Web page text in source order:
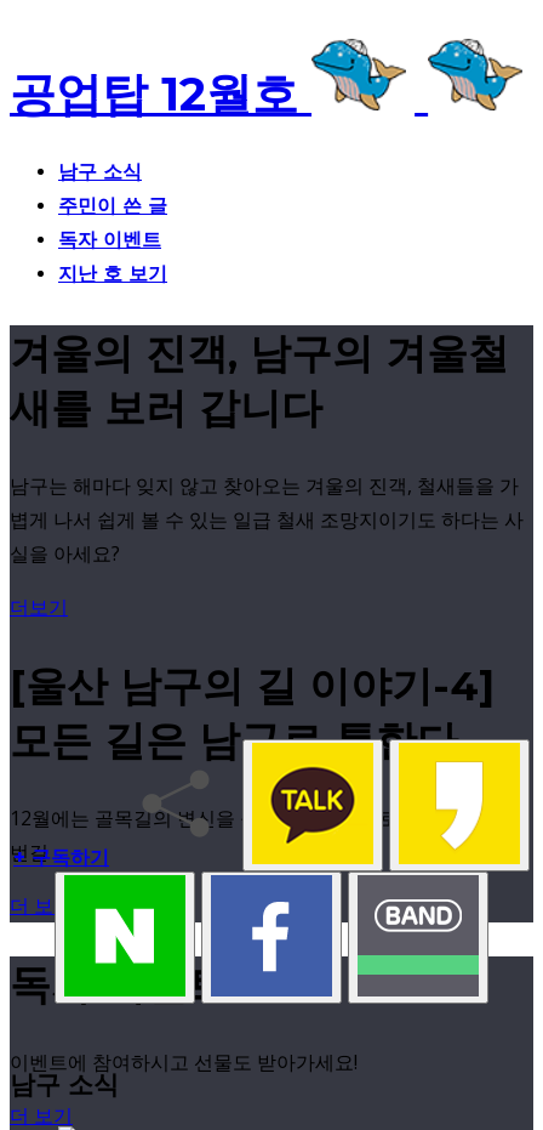
공업탑 12월호
남구 소식
주민이 쓴 글
독자 이벤트
지난 호 보기
겨울의 진객, 남구의 겨울철
새를 보러 갑니다
남구는 해마다 잊지 않고 찾아오는 겨울의 진객, 철새들을 가
볍게 나서 쉽게 볼 수 있는 일급 철새 조망지이기도 하다는 사
실을 아세요?
더보기
[울산 남구의 길 이야기-4]
모든 길은 남구로 통한다.
12월에는 골목길의 변신을 구경해보자.문수로 435번길, 445
번길
더 보기
독자 이벤트
이벤트에 참여하시고 선물도 받아가세요!
더 보기
+ 구독하기
남구 소식